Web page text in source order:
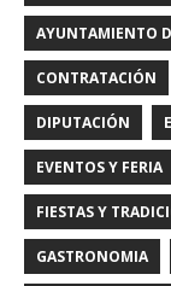
AYUNTAMIENTO
CONTRATACIÓN
DIPUTACIÓN
EVENTOS Y FERIA
FIESTAS Y
GASTRONOMIA